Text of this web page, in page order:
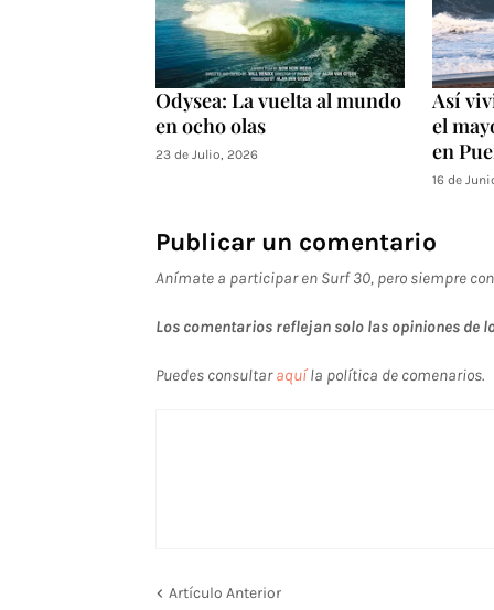
Odysea: La vuelta al mundo
en ocho olas
23 de Julio, 2026
Así
el
en
16 de
Publicar un comentario
Anímate a participar en Surf 30, pero siempre
Los comentarios reflejan solo las opiniones de
Puedes consultaraquíla política de comenarios.
Artículo Anterior